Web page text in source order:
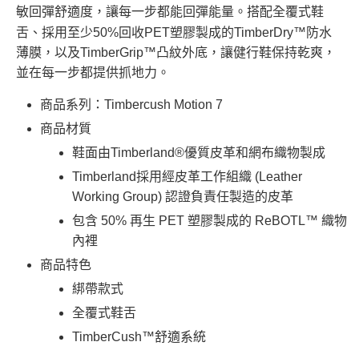
敏回彈舒適度，讓每一步都能回彈能量。搭配全覆式鞋
舌、採用至少50%回收PET塑膠製成的TimberDry™防水
薄膜，以及TimberGrip™凸紋外底，讓健行鞋保持乾爽，
並在每一步都提供抓地力。
商品系列：Timbercush Motion 7
商品材質
鞋面由Timberland®優質皮革和網布織物製成
Timberland採用經皮革工作組織 (Leather
Working Group) 認證負責任製造的皮革
包含 50% 再生 PET 塑膠製成的 ReBOTL™ 織物
內裡
商品特色
綁帶款式
全覆式鞋舌
TimberCush™舒適系統